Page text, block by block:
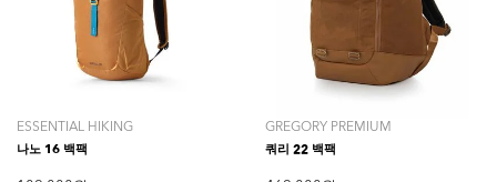
ESSENTIAL HIKING
나노 16 백팩
GREGORY PREMIUM
쿼리 22 백팩